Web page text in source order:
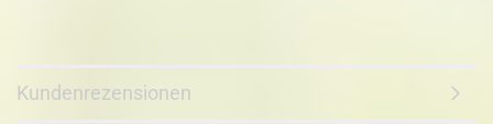
Kundenrezensionen